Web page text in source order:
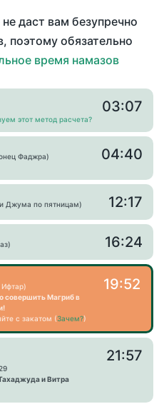
даст вам безупречно
поэтому обязательно
время намазов
этот метод расчета?
03:07
Фаджра)
04:40
Джума по пятницам) 12:17
16:24
совершить Магриб в
с закатом (Зачем?)
19:52
и Витра
21:57